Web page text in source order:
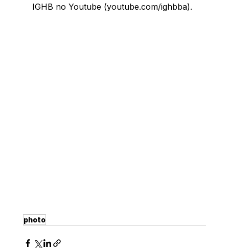
IGHB no Youtube (youtube.com/ighbba).
photo